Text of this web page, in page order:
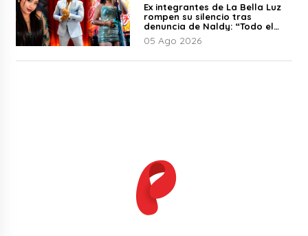
Ex integrantes de La Bella Luz
rompen su silencio tras
denuncia de Naldy: “Todo el
mundo lo sabía”
05 Ago 2026